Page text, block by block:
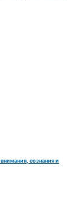
сознания и